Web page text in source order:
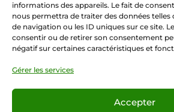
informations des appareils. Le fait de
nous permettra de traiter des données
de navigation ou les ID uniques sur ce site.
consentir ou de retirer son consentement
négatif sur certaines caractéristiques et
Gérer les services
Accepter
La vie du Club
Contact